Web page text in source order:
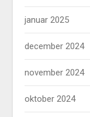
januar 2025
december 2024
november 2024
oktober 2024